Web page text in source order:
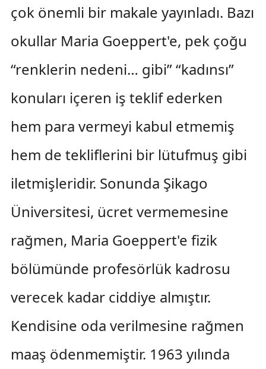
çok önemli bir makale yayınladı. Bazı
okullar Maria Goeppert'e, pek çoğu
“renklerin nedeni… gibi” “kadınsı”
konuları içeren iş teklif ederken
hem para vermeyi kabul etmemiş
hem de tekliflerini bir lütufmuş gibi
iletmişleridir. Sonunda Şikago
Üniversitesi, ücret vermemesine
rağmen, Maria Goeppert'e fizik
bölümünde profesörlük kadrosu
verecek kadar ciddiye almıştır.
Kendisine oda verilmesine rağmen
maaş ödenmemiştir. 1963 yılında